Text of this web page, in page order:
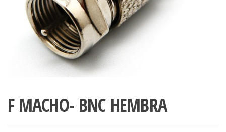
F MACHO- BNC HEMBRA